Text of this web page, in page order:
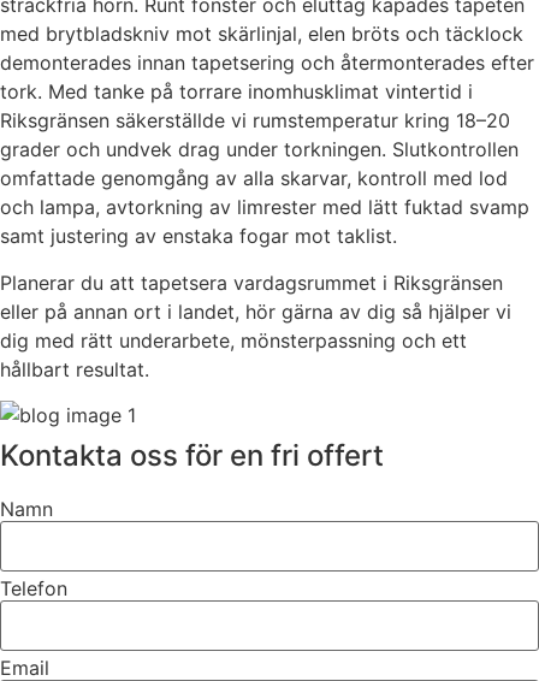
sträckfria hörn. Runt fönster och eluttag kapades tapeten
med brytbladskniv mot skärlinjal, elen bröts och täcklock
demonterades innan tapetsering och återmonterades efter
tork. Med tanke på torrare inomhusklimat vintertid i
Riksgränsen säkerställde vi rumstemperatur kring 18–20
grader och undvek drag under torkningen. Slutkontrollen
omfattade genomgång av alla skarvar, kontroll med lod
och lampa, avtorkning av limrester med lätt fuktad svamp
samt justering av enstaka fogar mot taklist.
Planerar du att tapetsera vardagsrummet i Riksgränsen
eller på annan ort i landet, hör gärna av dig så hjälper vi
dig med rätt underarbete, mönsterpassning och ett
hållbart resultat.
Kontakta oss för en fri offert
Namn
Telefon
Email